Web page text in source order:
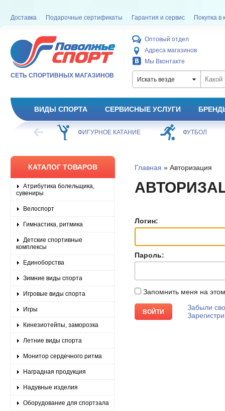
Доставка Подарочные сертификаты Гарантия и сервис Покупка в
СЕТЬ СПОРТИВНЫХ МАГАЗИНОВ
Оптовый отдел
Адреса магазинов
Мы Вконтакте
Искать везде
ВИДЫ СПОРТА СЕРВИСНЫЕ УСЛУГИ
ХОККЕЙ ФИГУРНОЕ КАТАНИЕ ФУТБОЛ
КАТАЛОГ ТОВАРОВ
Атрибутика болельщика,
сувениры
Велоспорт
Гимнастика, ритмика
Детские спортивные
комплексы
Единоборства
Зимние виды спорта
Игровые виды спорта
Игры
Кинезиотейпы, заморозка
Летние виды спорта
Монитор сердечного ритма
Наградная продукция
Надувные изделия
Оборудование для спортзала
Главная » Авторизация
Логин:
Пароль:
Запомнить меня на
Забыли